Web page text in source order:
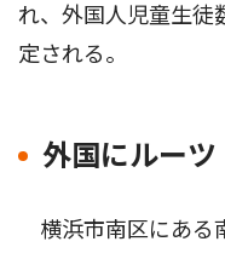
れ、外国人児童生徒
定される。
外国にルーツ
横浜市南区にある